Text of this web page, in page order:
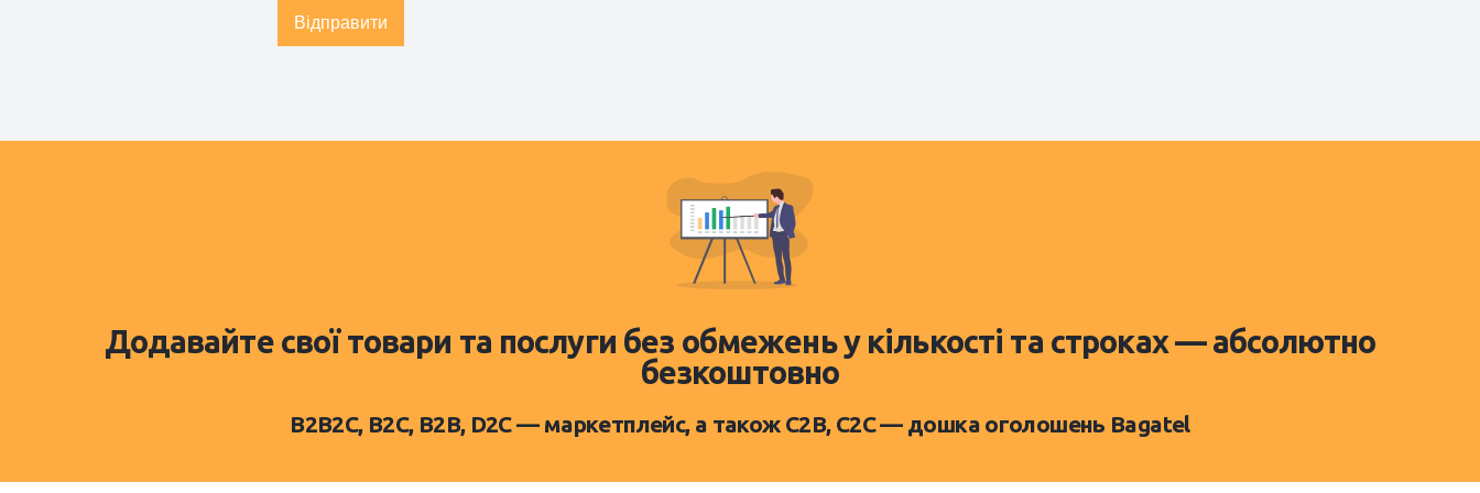
Відправити
Додавайте свої товари та послуги без обмежень у кількості та строках — абсолютно
безкоштовно
B2B2C, B2C, B2B, D2C — маркетплейс, а також C2B, C2C — дошка оголошень Bagatel